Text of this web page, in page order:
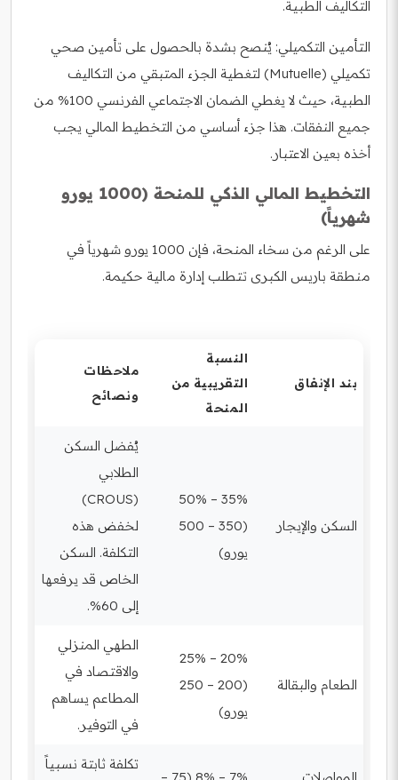
التكاليف الطبية.
التأمين التكميلي: يُنصح بشدة بالحصول على تأمين صحي
تكميلي (Mutuelle) لتغطية الجزء المتبقي من التكاليف
الطبية، حيث لا يغطي الضمان الاجتماعي الفرنسي 100% من
جميع النفقات. هذا جزء أساسي من التخطيط المالي يجب
أخذه بعين الاعتبار.
التخطيط المالي الذكي للمنحة (1000 يورو
شهرياً)
على الرغم من سخاء المنحة، فإن 1000 يورو شهرياً في
منطقة باريس الكبرى تتطلب إدارة مالية حكيمة.
بند الإنفاق
النسبة
التقريبية من
المنحة
ملاحظات
ونصائح
السكن والإيجار
35% – 50%
(350 – 500
يورو)
يُفضل السكن
الطلابي
(CROUS)
لخفض هذه
التكلفة. السكن
الخاص قد يرفعها
إلى 60%.
الطعام والبقالة
20% – 25%
(200 – 250
يورو)
الطهي المنزلي
والاقتصاد في
المطاعم يساهم
في التوفير.
تكلفة ثابتة نسبياً